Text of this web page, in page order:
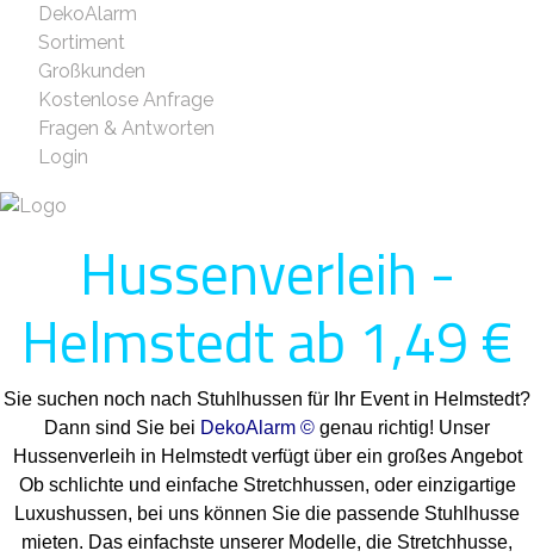
DekoAlarm
Sortiment
Großkunden
Kostenlose Anfrage
Fragen & Antworten
Login
Hussenverleih -
Helmstedt ab 1,49 €
Sie suchen noch nach Stuhlhussen für Ihr Event in Helmstedt?
Dann sind Sie bei DekoAlarm © genau richtig! Unser
Hussenverleih in Helmstedt verfügt über ein großes Angebot
Ob schlichte und einfache Stretchhussen, oder einzigartige
Luxushussen, bei uns können Sie die passende Stuhlhusse
mieten. Das einfachste unserer Modelle, die Stretchhusse,